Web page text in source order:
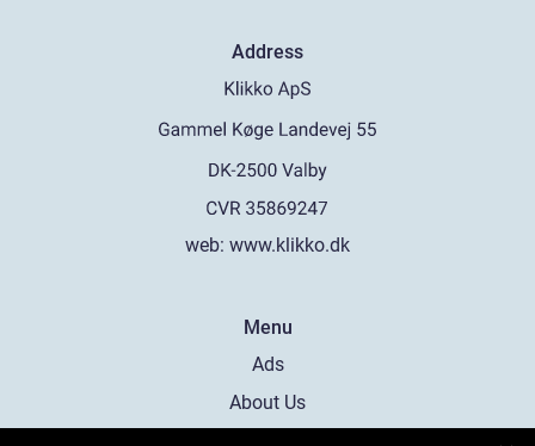
Address
web: www.klikko.dk
Menu
Ads
About Us